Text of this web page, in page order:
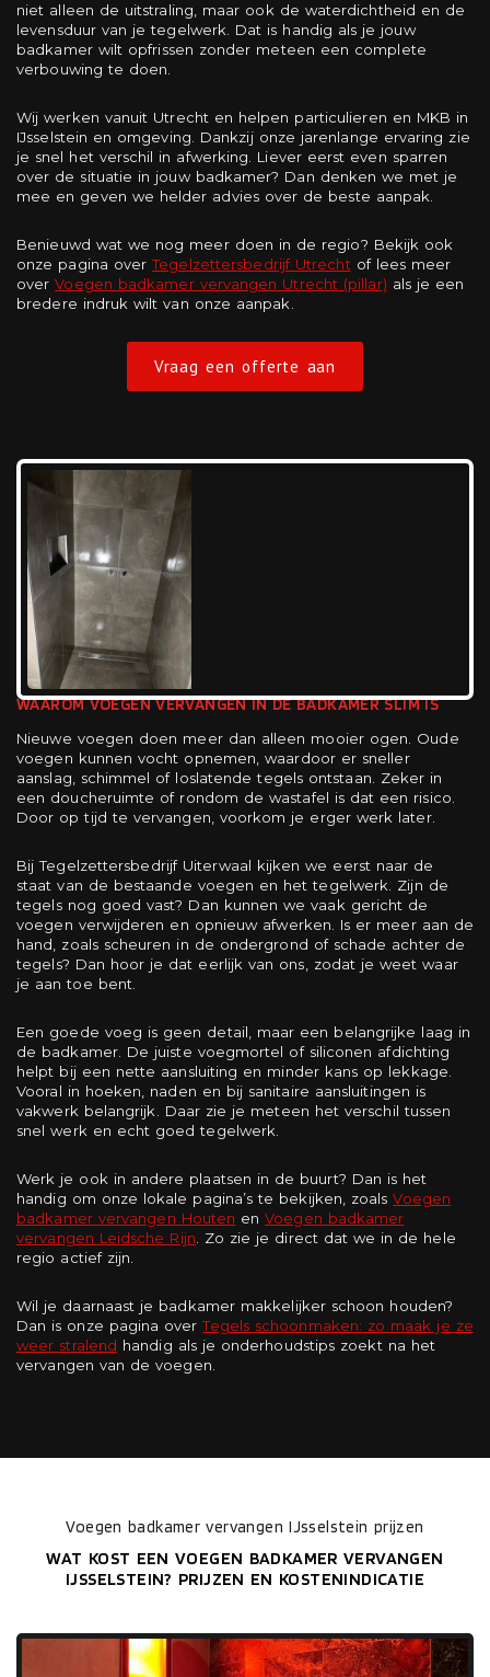
niet alleen de uitstraling, maar ook de waterdichtheid en de
levensduur van je tegelwerk. Dat is handig als je jouw
badkamer wilt opfrissen zonder meteen een complete
verbouwing te doen.
Wij werken vanuit Utrecht en helpen particulieren en MKB in
IJsselstein en omgeving. Dankzij onze jarenlange ervaring zie
je snel het verschil in afwerking. Liever eerst even sparren
over de situatie in jouw badkamer? Dan denken we met je
mee en geven we helder advies over de beste aanpak.
Benieuwd wat we nog meer doen in de regio? Bekijk ook
onze pagina overTegelzettersbedrijf Utrecht of lees meer
overVoegen badkamer vervangen Utrecht (pillar) als je een
bredere indruk wilt van onze aanpak.
Vraag een offerte aan
WAAROM VOEGEN VERVANGEN IN DE BADKAMER SLIM IS
Nieuwe voegen doen meer dan alleen mooier ogen. Oude
voegen kunnen vocht opnemen, waardoor er sneller
aanslag, schimmel of loslatende tegels ontstaan. Zeker in
een doucheruimte of rondom de wastafel is dat een risico.
Door op tijd te vervangen, voorkom je erger werk later.
Bij Tegelzettersbedrijf Uiterwaal kijken we eerst naar de
staat van de bestaande voegen en het tegelwerk. Zijn de
tegels nog goed vast? Dan kunnen we vaak gericht de
voegen verwijderen en opnieuw afwerken. Is er meer aan de
hand, zoals scheuren in de ondergrond of schade achter de
tegels? Dan hoor je dat eerlijk van ons, zodat je weet waar
je aan toe bent.
Een goede voeg is geen detail, maar een belangrijke laag in
de badkamer. De juiste voegmortel of siliconen afdichting
helpt bij een nette aansluiting en minder kans op lekkage.
Vooral in hoeken, naden en bij sanitaire aansluitingen is
vakwerk belangrijk. Daar zie je meteen het verschil tussen
snel werk en echt goed tegelwerk.
Werk je ook in andere plaatsen in de buurt? Dan is het
handig om onze lokale pagina’s te bekijken, zoalsVoegen
badkamer vervangen Houten enVoegen badkamer
vervangen Leidsche Rijn . Zo zie je direct dat we in de hele
regio actief zijn.
Wil je daarnaast je badkamer makkelijker schoon houden?
Dan is onze pagina overTegels schoonmaken: zo maak je ze
weer stralend handig als je onderhoudstips zoekt na het
vervangen van de voegen.
Voegen badkamer vervangen IJsselstein prijzen
WAT KOST EEN VOEGEN BADKAMER VERVANGEN
IJSSELSTEIN? PRIJZEN EN KOSTENINDICATIE